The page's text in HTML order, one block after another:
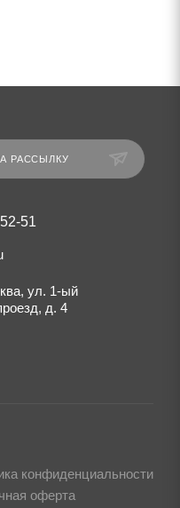
РАССЫЛКУ
51
ул. 1-ый
д. 4
конфиденциальности
оферта